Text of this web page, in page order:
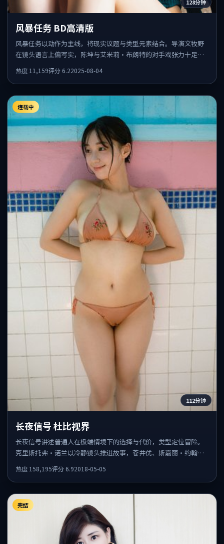
128分钟
风暴任务 BD高清版
风暴任务以动作为主线，将现实议题与类型元素结合。导演文牧野
在镜头语言上偏写实，陈坤与艾米莉·布朗特的对手戏张力十足，
热度 11,159评分 6.22025-08-04
连载中
112分钟
长夜信号 杜比视界
长夜信号讲述普通人在极端情境下的选择与代价，类型定位冒险。
克里斯托弗·诺兰以冷静镜头推进故事，苍井优、斯嘉丽·约翰逊
热度 158,195评分 6.92018-05-05
完结